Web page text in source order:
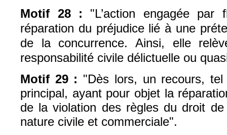
Motif 28 :
"L’action engagée
réparation du préjudice lié à une
de la concurrence. Ainsi, elle
responsabilité civile délictuelle ou
Motif 29 : "Dès lors, un recours,
principal, ayant pour objet la
de la violation des règles du droit
nature civile et commerciale".